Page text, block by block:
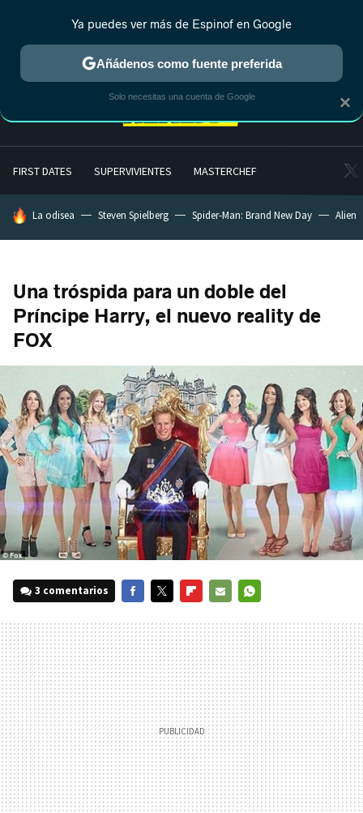
FIRST DATES SUPERVIVIENTES MASTERCHEF
HOY SE HABLA DE
La odisea Steven Spielberg Spider-Man: Brand New Day Alien
Una tróspida para un doble del
Príncipe Harry, el nuevo reality de
FOX
3 comentarios
MAIL
×
Ya puedes ver más de Espinof en Google
Añádenos como fuente preferida
Solo necesitas una cuenta de Google